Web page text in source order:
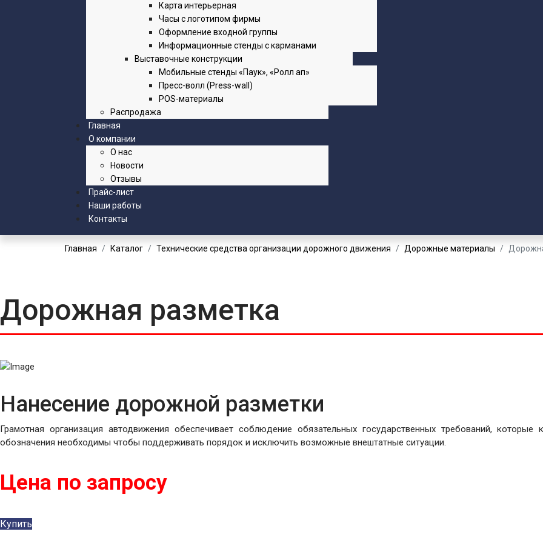
Карта интерьерная
Часы с логотипом фирмы
Оформление входной группы
Информационные стенды с карманами
Выставочные конструкции
Мобильные стенды «Паук», «Ролл ап»
Пресс-волл (Press-wall)
POS-материалы
Распродажа
Главная
О компании
О нас
Новости
Отзывы
Прайс-лист
Наши работы
Контакты
Главная Каталог Технические средства организации дорожного движения Дорожные материалы
Дорожная разметка
Нанесение дорожной разметки
Грамотная организация автодвижения обеспечивает соблюдение обязательных государственных требований,
обозначения необходимы чтобы поддерживать порядок и исключить возможные внештатные ситуации.
Цена по запросу
Купить